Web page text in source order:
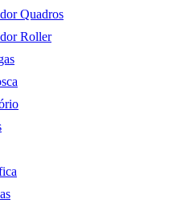
Quadros
Roller